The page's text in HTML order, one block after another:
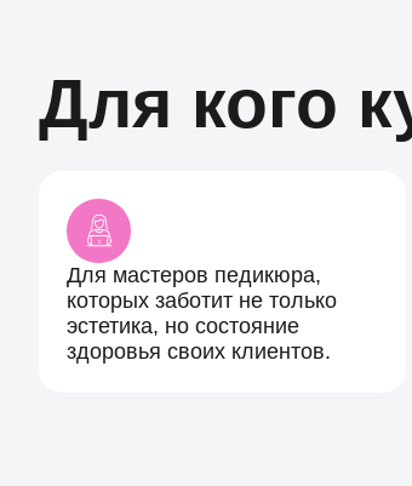
Для кого
Для мастеров педикюра,
которых заботит не только
эстетика, но состояние
здоровья своих клиентов.